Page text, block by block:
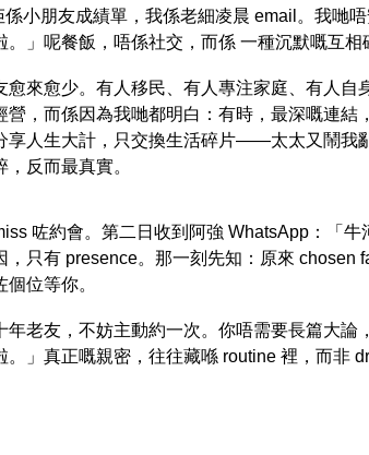
係小朋友成績單，我係老細凌晨 email。我哋
。」呢餐飯，唔係社交，而係 一種沉默嘅互相
愈來愈少。有人移民、有人專注家庭、有人自
營，而係因為我哋都明白：有時，最深嘅連結
享人生大計，只交換生活碎片——太太又鬧我
反而最真實。
咗約會。第二日收到阿強 WhatsApp：「
，只有 presence。那一刻先知：原來 chosen
位等你。
年老友，不妨主動約一次。你唔需要長篇大論
。」真正嘅親密，往往藏喺 routine 裡，而非